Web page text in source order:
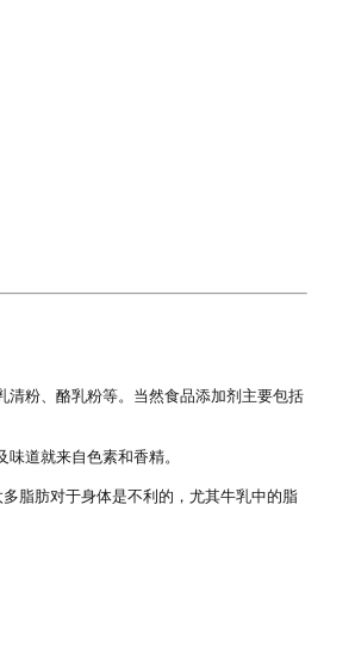
清粉、酪乳粉等。当然食品添加剂主要包括
道就来自色素和香精。
脂肪对于身体是不利的，尤其牛乳中的脂